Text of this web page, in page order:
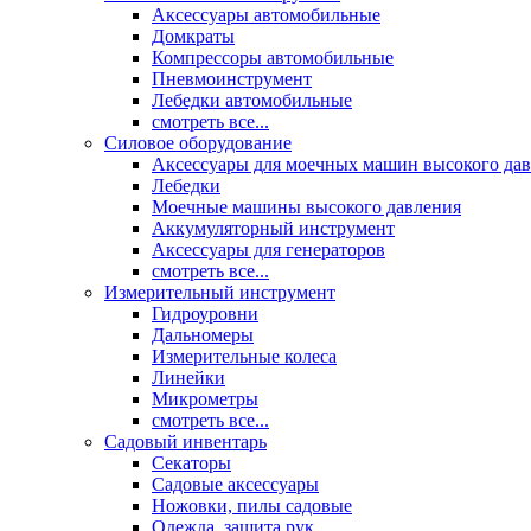
Аксессуары автомобильные
Домкраты
Компрессоры автомобильные
Пневмоинструмент
Лебедки автомобильные
смотреть все...
Силовое оборудование
Аксессуары для моечных машин высокого
Лебедки
Моечные машины высокого давления
Аккумуляторный инструмент
Аксессуары для генераторов
смотреть все...
Измерительный инструмент
Гидроуровни
Дальномеры
Измерительные колеса
Линейки
Микрометры
смотреть все...
Садовый инвентарь
Секаторы
Садовые аксессуары
Ножовки, пилы садовые
Одежда, защита рук